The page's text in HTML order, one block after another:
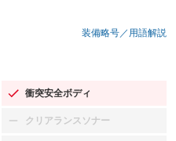
装備略号／用語解説
衝突安全ボディ
：装備あり
クリアランスソナー
：装備なし